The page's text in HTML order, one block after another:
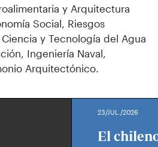
y Arquitectura
Social, Riesgos
y Tecnología del Agua
Ingeniería Naval,
Arquitectónico.
23/JUL./2026
El